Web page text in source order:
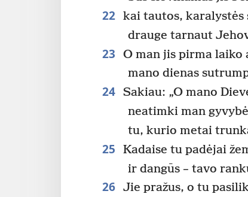
22 kai tautos, karalystės
drauge tarnaut
23
O man jis pirma laiko
mano dienas
24 Sakiau: „O mano
neatimki man
tu, kurio metai
25
Kadaise tu padėjai
ir dangūs – tavo
26 Jie pražus, o tu